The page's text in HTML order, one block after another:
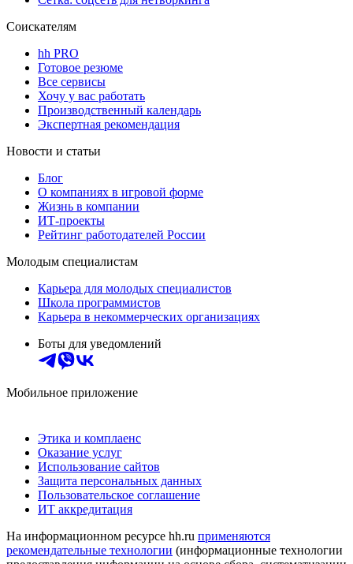
Соискателям
hh PRO
Готовое резюме
Все сервисы
Хочу у вас работать
Производственный календарь
Экспертная рекомендация
Новости и статьи
Блог
О компаниях в игровой форме
Жизнь в компании
ИТ-проекты
Рейтинг работодателей России
Молодым специалистам
Карьера для молодых специалистов
Школа программистов
Карьера в некоммерческих организациях
Боты для уведомлений
Мобильное приложение
Этика и комплаенс
Оказание услуг
Использование сайтов
Защита персональных данных
Пользовательское соглашение
ИТ аккредитация
На информационном ресурсе hh.ru применяются
рекомендательные технологии (информационные технологии